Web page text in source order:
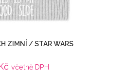
ZIMNÍ / STAR WARS
včetně DPH